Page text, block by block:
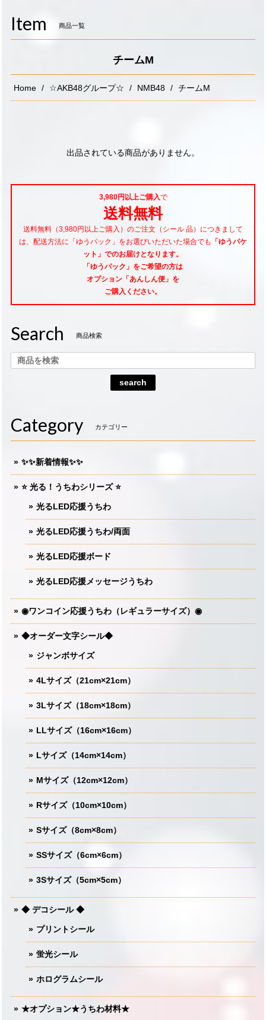
Item 商品一覧
チームM
Home ☆AKB48グループ☆ NMB48 チームM
出品されている商品がありません。
3,980円以上ご購入で
送料無料
送料無料（3,980円以上ご購入）のご注文（シール 品）につきまして
は、配送方法に「ゆうパック」をお選びいただいた場合でも
「ゆうパケ
ット」でのお届けとなります。
「ゆうパック」をご希望の方は
オプション「あんしん便」 を
ご購入ください。
Search 商品検索
search
Category カテゴリー
✨✨新着情報✨✨
⭐️ 光る！うちわシリーズ ⭐️
光るLED応援うちわ
光るLED応援うちわ/両面
光るLED応援ボード
光るLED応援メッセージうちわ
◉ワンコイン応援うちわ（レギュラーサイズ）◉
◆オーダー文字シール◆
ジャンボサイズ
4Lサイズ（21cm×21cm）
3Lサイズ（18cm×18cm）
LLサイズ（16cm×16cm）
Lサイズ（14cm×14cm）
Mサイズ（12cm×12cm）
Rサイズ（10cm×10cm）
Sサイズ（8cm×8cm）
SSサイズ（6cm×6cm）
3Sサイズ（5cm×5cm）
◆ デコシール ◆
プリントシール
蛍光シール
ホログラムシール
★オプション★うちわ材料★